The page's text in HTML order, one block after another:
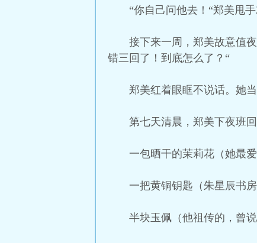
“你自己问他去！“郑美甩
接下来一周，郑美故意值
错三回了！到底怎么了？“
郑美红着眼眶不说话。她
第七天清晨，郑美下夜班
一包晒干的茉莉花（她最爱
一把黄铜钥匙（朱星辰书房
半块玉佩（他祖传的，曾说